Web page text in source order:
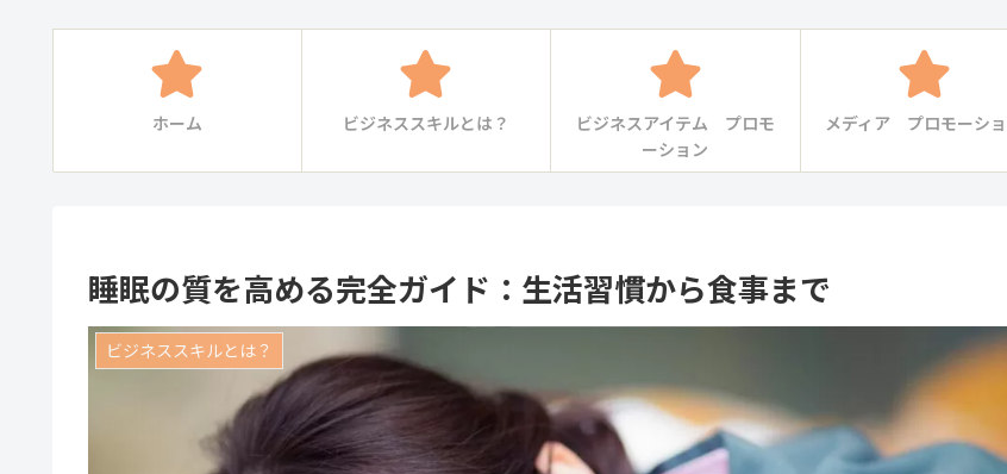
ホーム ビジネススキルとは？
ビジネスアイテム プロモ
ーション
メディア プロモーシ
睡眠の質を高める完全ガイド：生活習慣から食事まで
ビジネススキルとは？